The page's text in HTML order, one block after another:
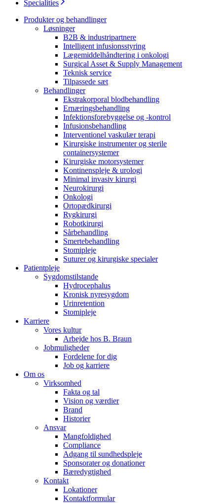
Produktoversigter
Find det produkt, du leder efter. Besøg B. Brauns
produktkatalog med vores komplette portefølje.
I dialog med B. Braun. Lad os tale sammen.
Specialities
Produkter og behandlinger
Løsninger
B2B & industripartnere
Intelligent infusionsstyring
Lægemiddelhåndtering i onkologi
Surgical Asset & Supply Management
Teknisk service
Tilpassede sæt
Behandlinger
Ekstrakorporal blodbehandling
Ernæringsbehandling
Infektionsforebyggelse og -kontrol
Infusionsbehandling
Interventionel vaskulær terapi
Kirurgiske instrumenter og sterile
containersystemer
Kirurgiske motorsystemer
Kontinenspleje & urologi
Minimal invasiv kirurgi
Neurokirurgi
Onkologi
Ortopædkirurgi
Rygkirurgi
Robotkirurgi
Sårbehandling
Smertebehandling
Stomipleje
Suturer og kirurgiske specialer
Patientpleje
Sygdomstilstande
Hydrocephalus
Kronisk nyresygdom
Urinretention
Stomipleje
Karriere
Vores kultur
Arbejde hos B. Braun
Jobmuligheder
Fordelene for dig
Job og karriere
Om os
Virksomhed
Fakta og tal
Vision og værdier
Brand
Historier
Ansvar
Mangfoldighed
Compliance
Adgang til sundhedspleje
Sponsorater og donationer
Bæredygtighed
Kontakt
Lokationer
Kontaktformular